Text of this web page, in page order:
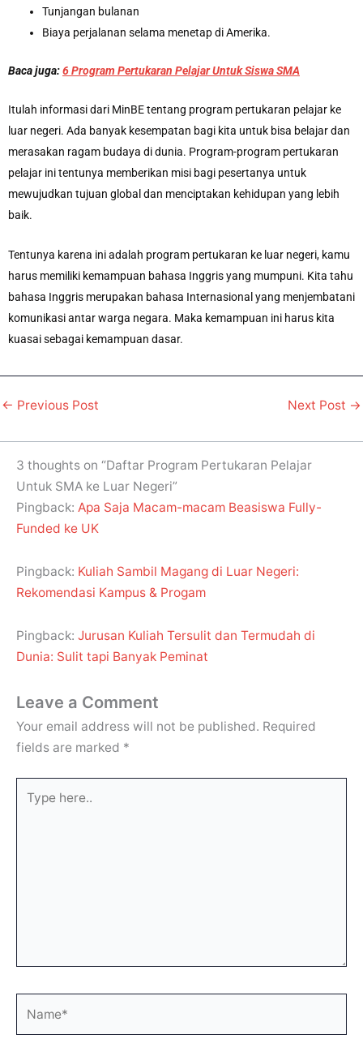
Tunjangan bulanan
Biaya perjalanan selama menetap di Amerika.
Baca juga:6 Program Pertukaran Pelajar Untuk Siswa SMA
Itulah informasi dari MinBE tentang program pertukaran pelajar ke
luar negeri. Ada banyak kesempatan bagi kita untuk bisa belajar dan
merasakan ragam budaya di dunia. Program-program pertukaran
pelajar ini tentunya memberikan misi bagi pesertanya untuk
mewujudkan tujuan global dan menciptakan kehidupan yang lebih
baik.
Tentunya karena ini adalah program pertukaran ke luar negeri, kamu
harus memiliki kemampuan bahasa Inggris yang mumpuni. Kita tahu
bahasa Inggris merupakan bahasa Internasional yang menjembatani
komunikasi antar warga negara. Maka kemampuan ini harus kita
kuasai sebagai kemampuan dasar.
← Previous Post Next Post →
3 thoughts on “Daftar Program Pertukaran Pelajar
Untuk SMA ke Luar Negeri”
Pingback: Apa Saja Macam-macam Beasiswa Fully-
Funded ke UK
Pingback: Kuliah Sambil Magang di Luar Negeri:
Rekomendasi Kampus & Progam
Pingback: Jurusan Kuliah Tersulit dan Termudah di
Dunia: Sulit tapi Banyak Peminat
Leave a Comment
Your email address will not be published. Required
fields are marked *
here..